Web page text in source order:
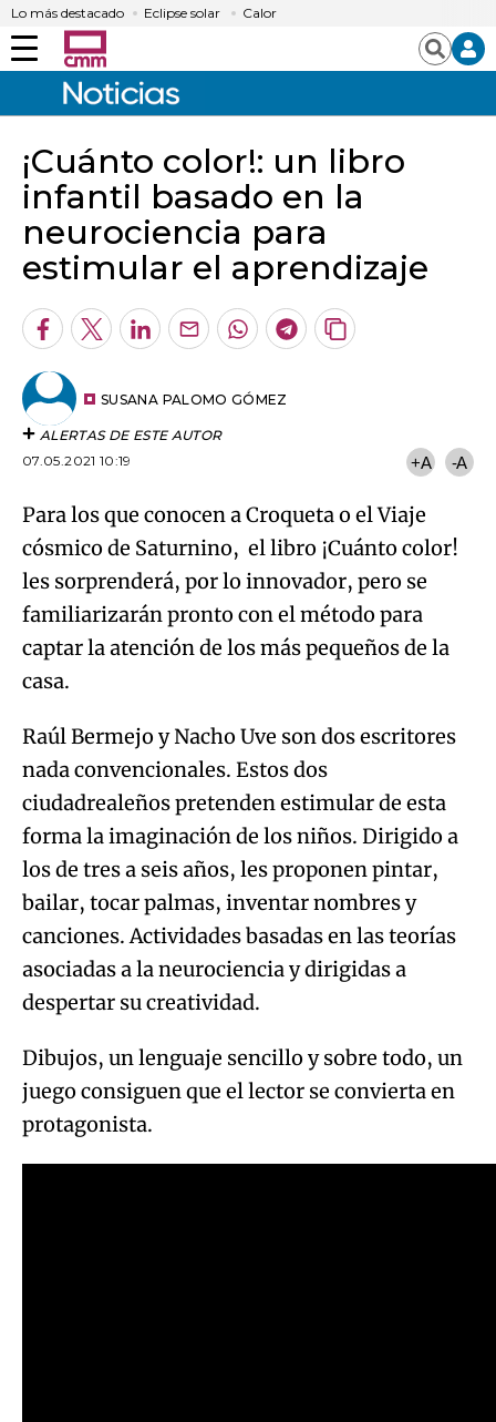
Lo más destacado Eclipse solar Calor
Menú Buscar
¡Cuánto color!: un libro
infantil basado en la
neurociencia para
estimular el aprendizaje
Facebook
TwitterLinkedInEnviarWhatsapp
Telegram
Copiar
SUSANA PALOMO GÓMEZ
ALERTAS DE ESTE AUTOR
07.05.2021 10:19
+A -A
Para los que conocen a Croqueta o el Viaje
cósmico de Saturnino, el libro ¡Cuánto color!
les sorprenderá, por lo innovador, pero se
familiarizarán pronto con el método para
captar la atención de los más pequeños de la
casa.
Raúl Bermejo y Nacho Uve son dos escritores
nada convencionales. Estos dos
ciudadrealeños pretenden estimular de esta
forma la imaginación de los niños. Dirigido a
los de tres a seis años, les proponen pintar,
bailar, tocar palmas, inventar nombres y
canciones. Actividades basadas en las teorías
asociadas a la neurociencia y dirigidas a
despertar su creatividad.
Dibujos, un lenguaje sencillo y sobre todo, un
juego consiguen que el lector se convierta en
protagonista.